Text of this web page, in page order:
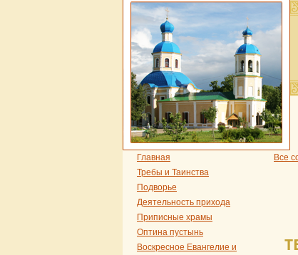
Главная
Требы и Таинства
Подворье
Деятельность прихода
Приписные храмы
Оптина пустынь
Воскресное Евангелие и
Все